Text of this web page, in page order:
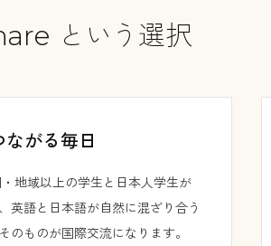
という選択
ながる毎日
地域以上の学生と日本人学生が
英語と日本語が自然に混ざり合う
のものが国際交流になります。